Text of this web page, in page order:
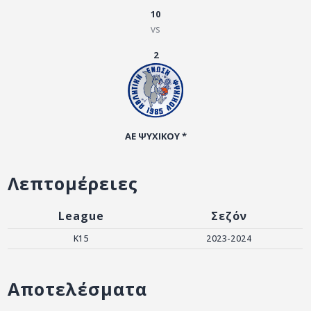
10
vs
2
ΑΕ ΨΥΧΙΚΟΥ *
Λεπτομέρειες
League Σεζόν
K15 2023-2024
Αποτελέσματα